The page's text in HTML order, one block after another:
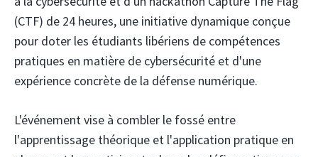
(CTF) de 24 heures, une initiative dynamique conçue
pour doter les étudiants libériens de compétences
pratiques en matière de cybersécurité et d'une
expérience concrète de la défense numérique.
L'événement vise à combler le fossé entre
l'apprentissage théorique et l'application pratique en